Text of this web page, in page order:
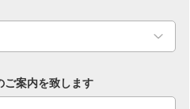
ご案内を致します